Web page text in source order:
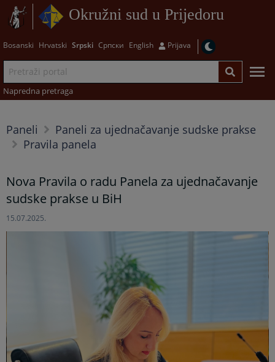
Okružni sud u Prijedoru
Bosanski Hrvatski Srpski Српски English Prijava
Napredna pretraga
Paneli
Paneli za ujednačavanje sudske prakse
Pravila panela
Nova Pravila o radu Panela za ujednačavanje
sudske prakse u BiH
15.07.2025.